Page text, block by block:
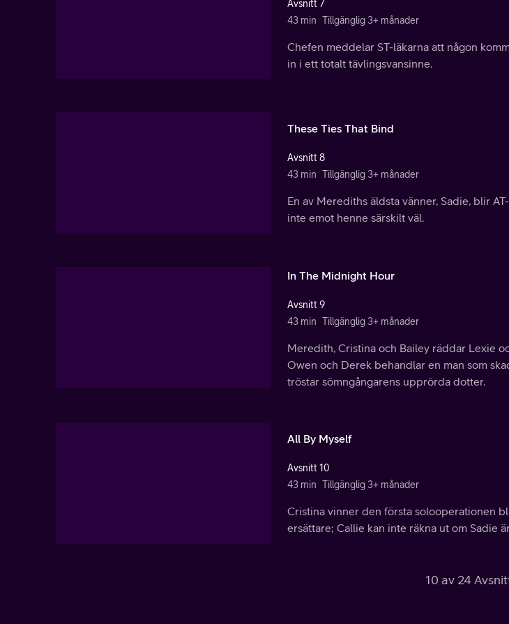
Avsnitt 7
43 min Tillgänglig 3+ månader
Chefen meddelar ST-läkarna att någon
in i ett totalt tävlingsvansinne.
These Ties That Bind
Avsnitt 8
43 min Tillgänglig 3+ månader
En av Merediths äldsta vänner, Sadie, blir
inte emot henne särskilt väl.
In The Midnight Hour
Avsnitt 9
43 min Tillgänglig 3+ månader
Meredith, Cristina och Bailey räddar Lexie
Owen och Derek behandlar en man som
tröstar sömngångarens upprörda dotter.
All By Myself
Avsnitt 10
43 min Tillgänglig 3+ månader
Cristina vinner den första solooperationen
ersättare; Callie kan inte räkna ut om Sadie
10 av 24